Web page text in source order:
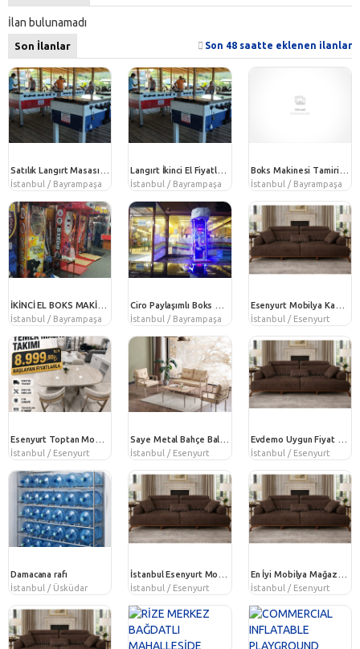
İlan bulunamadı
Son İlanlar Son 48 saatte eklenen ilanlar
Satılık Langırt Masası Fiyatları 2. El | Profesyonel Langırt Makineleri
İstanbul / Bayrampaşa
Langırt İkinci El Fiyatları | Profesyonel Teknik Servis ve Yedek Parça Desteği
İstanbul / Bayrampaşa
İstanbul / Bayrampaşa
İstanbul / Bayrampaşa
İstanbul / Bayrampaşa
İstanbul / Esenyurt
İstanbul / Esenyurt
İstanbul / Esenyurt
İstanbul / Esenyurt
Damacana rafı
İstanbul / Üsküdar
İstanbul / Esenyurt
İstanbul / Esenyurt